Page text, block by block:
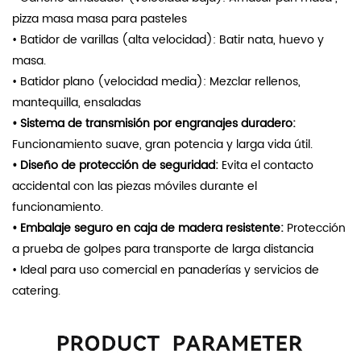
pizza masa masa para pasteles
• Batidor de varillas (alta velocidad): Batir nata, huevo y
masa.
• Batidor plano (velocidad media): Mezclar rellenos,
mantequilla, ensaladas
•Sistema de transmisión por engranajes duradero:
Funcionamiento suave, gran potencia y larga vida útil.
• Diseño de protección de seguridad: Evita el contacto
accidental con las piezas móviles durante el
funcionamiento.
• Embalaje seguro en caja de madera resistente: Protección
a prueba de golpes para transporte de larga distancia
• Ideal para uso comercial en panaderías y servicios de
catering.